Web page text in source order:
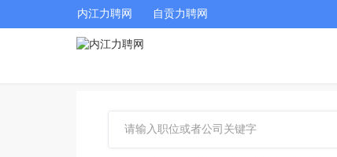
内江力聘网 自贡力聘网